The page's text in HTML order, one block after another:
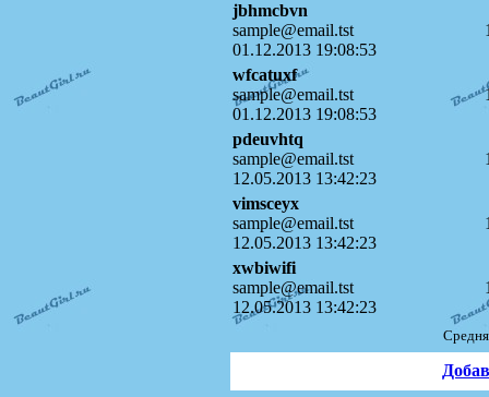
jbhmcbvn
sample@email.tst
01.12.2013 19:08:53
wfcatuxf
sample@email.tst
01.12.2013 19:08:53
pdeuvhtq
sample@email.tst
12.05.2013 13:42:23
vimsceyx
sample@email.tst
12.05.2013 13:42:23
xwbiwifi
sample@email.tst
12.05.2013 13:42:23